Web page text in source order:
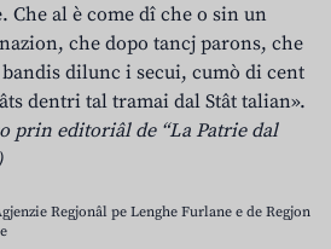
Che al è come dî che o sin un
che dopo tancj parons, che
dilunc i secui, cumò di cent
dentri tal tramai dal Stât talian».
prin editoriâl de “La Patrie dal
Regjonâl pe Lenghe Furlane e de Regjon